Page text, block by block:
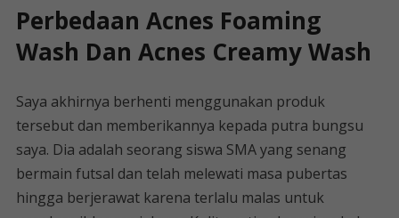
Perbedaan Acnes Foaming
Wash Dan Acnes Creamy Wash
Saya akhirnya berhenti menggunakan produk
tersebut dan memberikannya kepada putra bungsu
saya. Dia adalah seorang siswa SMA yang senang
bermain futsal dan telah melewati masa pubertas
hingga berjerawat karena terlalu malas untuk